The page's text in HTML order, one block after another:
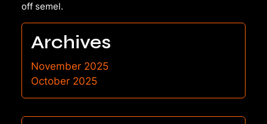
off semel.
Archives
November 2025
October 2025